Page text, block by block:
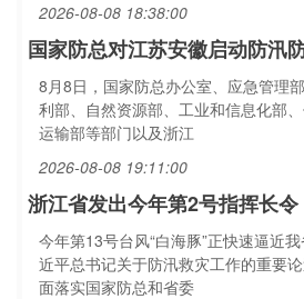
2026-08-08 18:38:00
国家防总对江苏安徽启动防汛
8月8日，国家防总办公室、应急管理
利部、自然资源部、工业和信息化部
运输部等部门以及浙江
2026-08-08 19:11:00
浙江省发出今年第2号指挥长令
今年第13号台风“白海豚”正快速逼近
近平总书记关于防汛救灾工作的重要
面落实国家防总和省委